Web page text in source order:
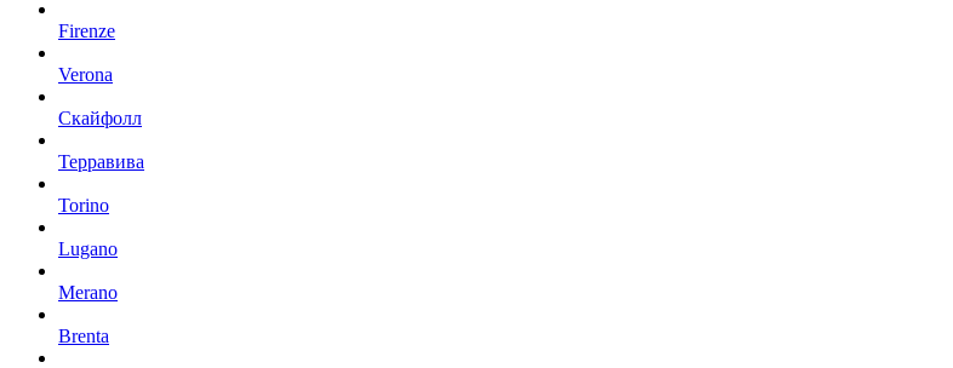
Firenze
Verona
Скайфолл
Терравива
Torino
Lugano
Merano
Brenta